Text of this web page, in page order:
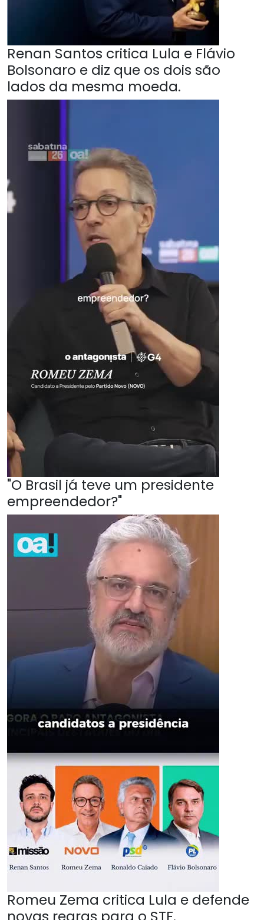
Renan Santos critica Lula e Flávio
Bolsonaro e diz que os dois são
lados da mesma moeda.
"O Brasil já teve um presidente
empreendedor?"
Romeu Zema critica Lula e defende
novas regras para o STF.